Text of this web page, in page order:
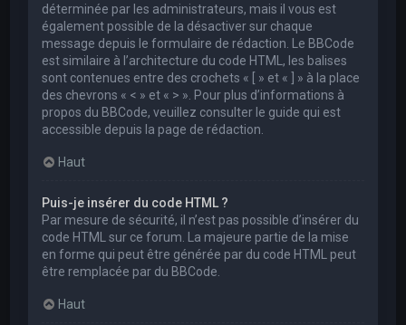
déterminée par les administrateurs, mais il vous est
également possible de la désactiver sur chaque
message depuis le formulaire de rédaction. Le BBCode
est similaire à l’architecture du code HTML, les balises
sont contenues entre des crochets « [ » et « ] » à la place
des chevrons « < » et « > ». Pour plus d’informations à
propos du BBCode, veuillez consulter le guide qui est
accessible depuis la page de rédaction.
Haut
Puis-je insérer du code HTML ?
Par mesure de sécurité, il n’est pas possible d’insérer du
code HTML sur ce forum. La majeure partie de la mise
en forme qui peut être générée par du code HTML peut
être remplacée par du BBCode.
Haut